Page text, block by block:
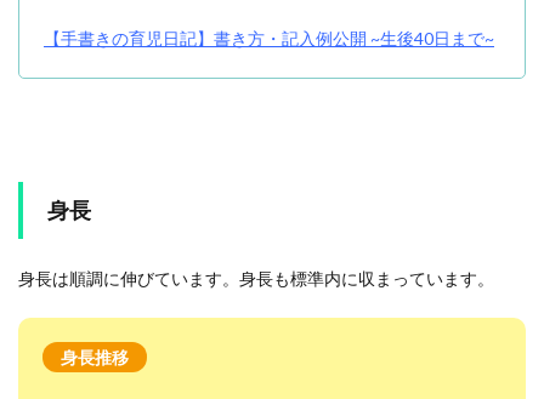
【手書きの育児日記】書き方・記入例公開 ~生後40日まで~
身長
身長は順調に伸びています。身長も標準内に収まっています。
身長推移